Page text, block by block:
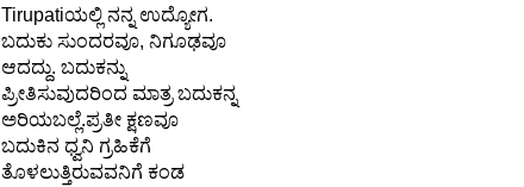
Tirupatiಯಲ್ಲಿ ನನ್ನ ಉದ್ಯೋಗ.
ಬದುಕು ಸುಂದರವೂ, ನಿಗೂಢವೂ
ಆದದ್ದು. ಬದುಕನ್ನು
ಪ್ರೀತಿಸುವುದರಿಂದ ಮಾತ್ರ ಬದುಕನ್ನ
ಅರಿಯಬಲ್ಲೆ.ಪ್ರತೀ ಕ್ಷಣವೂ
ಬದುಕಿನ ಧ್ವನಿ ಗ್ರಹಿಕೆಗೆ
ತೊಳಲುತ್ತಿರುವವನಿಗೆ ಕಂಡ